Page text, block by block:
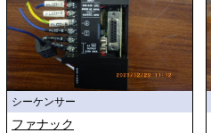
シーケンサー
ファナック